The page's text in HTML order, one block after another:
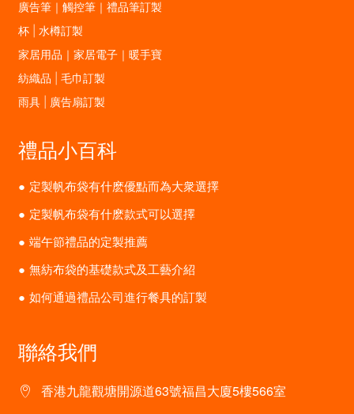
廣告筆｜觸控筆｜禮品筆訂製
杯 | 水樽訂製
家居用品｜家居電子｜暖手寶
紡織品 | 毛巾訂製
雨具 | 廣告扇訂製
禮品小百科
定製帆布袋有什麽優點而為大衆選擇
定製帆布袋有什麽款式可以選擇
端午節禮品的定製推薦
無紡布袋的基礎款式及工藝介紹
如何通過禮品公司進行餐具的訂製
聯絡我們
香港九龍觀塘開源道63號福昌大廈5樓566室